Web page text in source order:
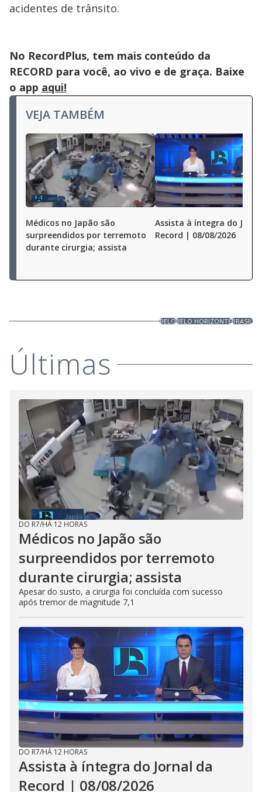
acidentes de trânsito.
No RecordPlus, tem mais conteúdo da
RECORD para você, ao vivo e de graça. Baixe
o app aqui!
VEJA TAMBÉM
Médicos no Japão são
surpreendidos por terremoto
durante cirurgia; assista
Assista à íntegra do
Record | 08/08/2026
BELOBELO HORIZONTEBRASIL
Últimas
DO R7/HÁ 12 HORAS
Médicos no Japão são
surpreendidos por terremoto
durante cirurgia; assista
Apesar do susto, a cirurgia foi concluída com sucesso
após tremor de magnitude 7,1
DO R7/HÁ 12 HORAS
Assista à íntegra do Jornal da
Record | 08/08/2026